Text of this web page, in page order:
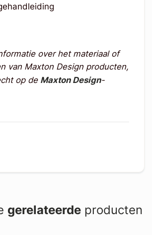
over het materiaal of
van Maxton Design producten,
op de Maxton Design-
gerelateerdeproducten